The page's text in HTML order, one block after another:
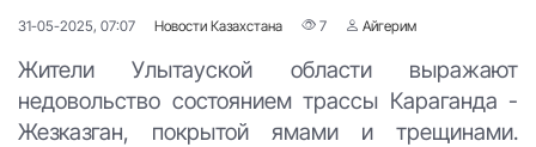
31-05-2025, 07:07 Новости Казахстана 7 Айгерим
Жители Улытауской области выражают
недовольство состоянием трассы Караганда -
Жезказган, покрытой ямами и трещинами.